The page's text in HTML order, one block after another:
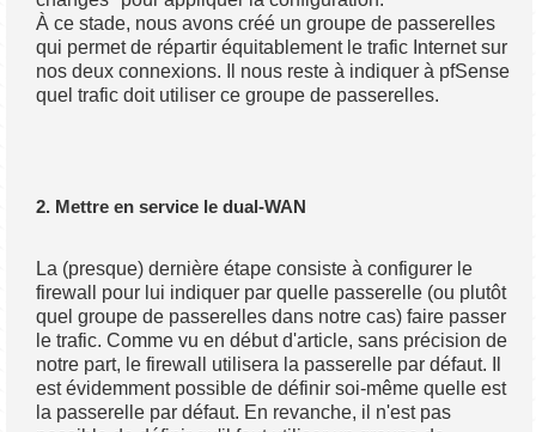
À ce stade, nous avons créé un groupe de passerelles
qui permet de répartir équitablement le trafic Internet sur
nos deux connexions. Il nous reste à indiquer à pfSense
quel trafic doit utiliser ce groupe de passerelles.
2. Mettre en service le dual-WAN
La (presque) dernière étape consiste à configurer le
firewall pour lui indiquer par quelle passerelle (ou plutôt
quel groupe de passerelles dans notre cas) faire passer
le trafic. Comme vu en début d'article, sans précision de
notre part, le firewall utilisera la passerelle par défaut. Il
est évidemment possible de définir soi-même quelle est
la passerelle par défaut. En revanche, il n'est pas